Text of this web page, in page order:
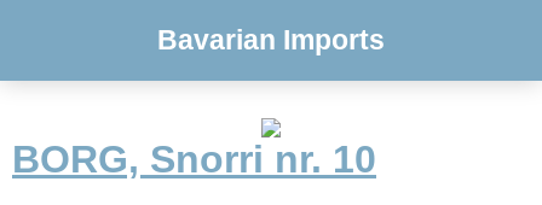
Bavarian Imports
BORG, Snorri nr. 10